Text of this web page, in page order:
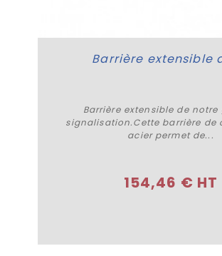
Barrière extensible
Barrière extensible de notre
signalisation.Cette barrière de
acier permet de...
154,46 € HT